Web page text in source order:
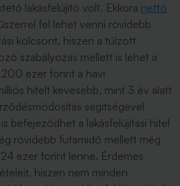
lakásfelújító volt. Ekkora nettó
fel lehet venni rövidebb
kölcsönt, hiszen a túlzott
szabályozás mellett is lehet a
ezer forint a havi
hitelt kevesebb, mint 3 év alatt
segítségével
befejeződhet a lakásfelújítási hitel
rövidebb futamidő mellett még
ezer forint lenne. Érdemes
hiszen nem minden